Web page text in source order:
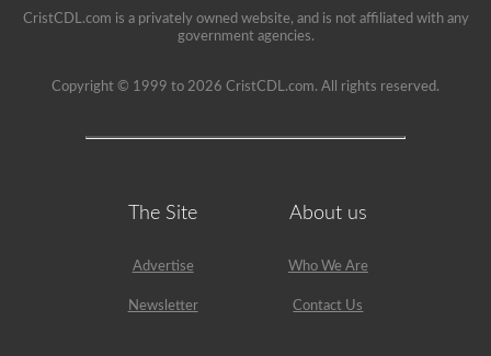
CristCDL.com is a privately owned website, and is not affiliated with any
government agencies.
Copyright © 1999 to 2026 CristCDL.com. All rights reserved.
The Site
Advertise
Newsletter
About us
Who We Are
Contact Us